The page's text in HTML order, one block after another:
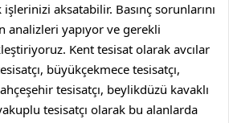
aksatabilir. Basınç sorunlarını
analizleri yapıyor ve gerekli
Kent tesisat olarak avcılar
, büyükçekmece tesisatçı,
tesisatçı, beylikdüzü kavaklı
tesisatçı olarak bu alanlarda